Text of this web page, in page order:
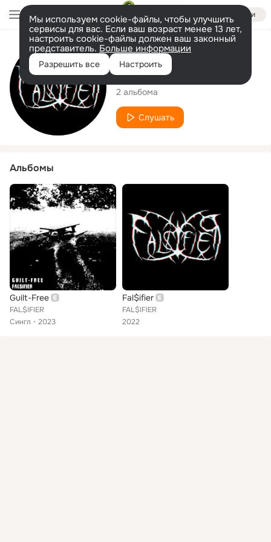
Войти
Мы используем cookie-файлы, чтобы улучшить
сервисы для вас. Если ваш возраст менее 13 лет,
настроить cookie-файлы должен ваш законный
представитель. Больше информации
Разрешить все Настроить
Исполнитель
FAL$IFIER
2 альбома
Слушать
Альбомы
Guilt-Free
FAL$IFIER
Сингл
2023
Fal$ifier
FAL$IFIER
2022